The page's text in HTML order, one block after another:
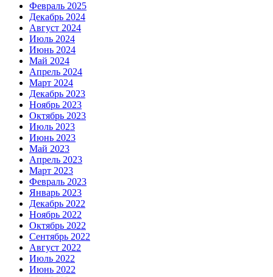
Февраль 2025
Декабрь 2024
Август 2024
Июль 2024
Июнь 2024
Май 2024
Апрель 2024
Март 2024
Декабрь 2023
Ноябрь 2023
Октябрь 2023
Июль 2023
Июнь 2023
Май 2023
Апрель 2023
Март 2023
Февраль 2023
Январь 2023
Декабрь 2022
Ноябрь 2022
Октябрь 2022
Сентябрь 2022
Август 2022
Июль 2022
Июнь 2022